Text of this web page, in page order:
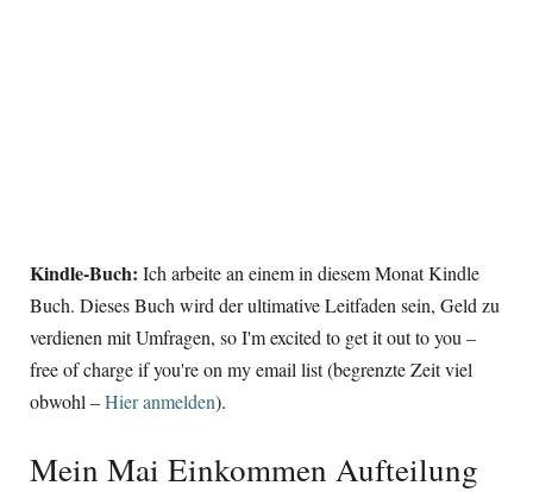
Kindle-Buch: Ich arbeite an einem in diesem Monat Kindle
Buch. Dieses Buch wird der ultimative Leitfaden sein, Geld zu
verdienen mit Umfragen, so I'm excited to get it out to you –
free of charge if you're on my email list(begrenzte Zeit viel
obwohl –Hier anmelden).
Mein Mai Einkommen Aufteilung